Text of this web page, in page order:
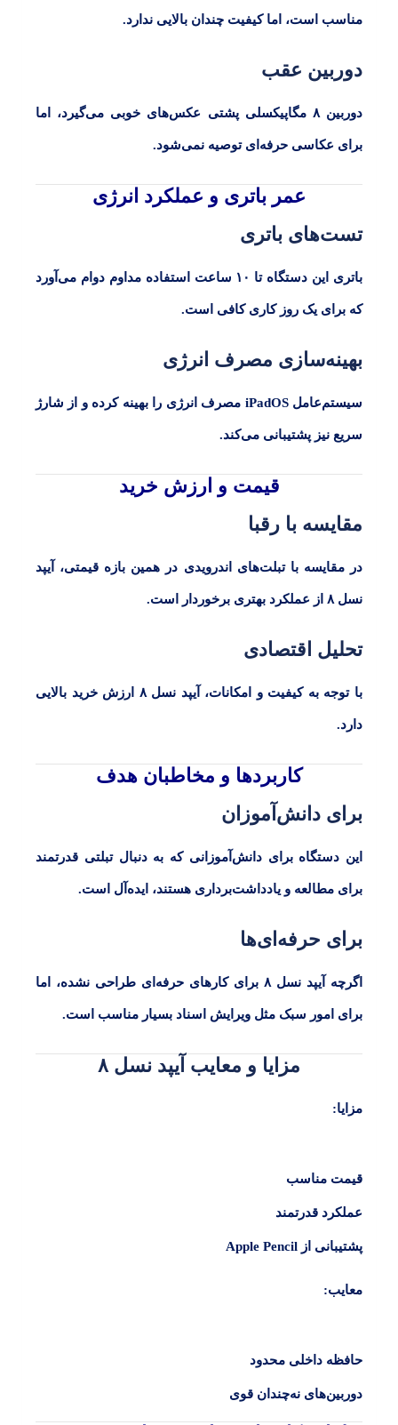
مناسب است، اما کیفیت چندان بالایی ندارد.
دوربین عقب
دوربین۸ مگاپیکسلی پشتی عکس‌های خوبی می‌گیرد، اما
برای عکاسی حرفه‌ای توصیه نمی‌شود.
عمر باتری و عملکرد انرژی
تست‌های باتری
باتری این دستگاه تا ۱۰ ساعت استفاده مداوم دوام می‌آورد
که برای یک روز کاری کافی است.
بهینه‌سازی مصرف انرژی
سیستم‌عاملiPadOS مصرف انرژی را بهینه کرده و از شارژ
سریع نیز پشتیبانی می‌کند.
قیمت و ارزش خرید
مقایسه با رقبا
در مقایسه با تبلت‌های اندرویدی در همین بازه قیمتی، آیپد
نسل ۸ از عملکرد بهتری برخوردار است.
تحلیل اقتصادی
با توجه به کیفیت و امکانات، آیپد نسل۸ ارزش خرید بالایی
دارد.
کاربردها و مخاطبان هدف
برای دانش‌آموزان
این دستگاه برای دانش‌آموزانی که به دنبال تبلتی قدرتمند
برای مطالعه و یادداشت‌برداری هستند، ایده‌آل است.
برای حرفه‌ای‌ها
اگرچه آیپد نسل ۸ برای کارهای حرفه‌ای طراحی نشده، اما
برای امور سبک مثل ویرایش اسناد بسیار مناسب است.
مزایا و معایب آیپد نسل ۸
مزایا:
قیمت مناسب
عملکرد قدرتمند
پشتیبانی از Apple Pencil
معایب:
حافظه داخلی محدود
دوربین‌های نه‌چندان قوی